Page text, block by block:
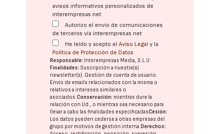
avisos informativos personalizados de
interempresas.net
Autorizo el envío de comunicaciones
de terceros vía interempresas.net
He leído y acepto elAviso Legal y la
Política de Protección de Datos
Responsable: Interempresas Media, S.L.U.
Finalidades: Suscripción a nuestra(s)
newsletter(s). Gestión de cuenta de usuario.
Envío de emails relacionados con la misma o
relativos a intereses similares o
asociados.Conservación: mientras dure la
relación con Ud., o mientras sea necesario para
llevar a cabo las finalidades especificadasCesión:
Los datos pueden cederse a otras empresas del
grupo por motivos de gestión interna.Derechos: